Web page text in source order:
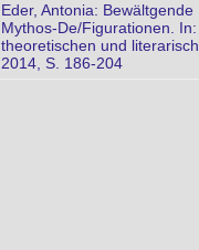
Eder, Antonia:
Mythos-De/Figurationen.
theoretischen und
2014, S. 186-204